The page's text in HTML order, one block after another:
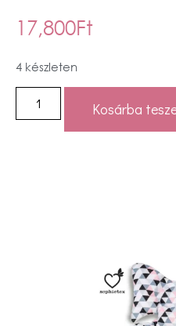
17,800Ft
4 készleten
Kosárba